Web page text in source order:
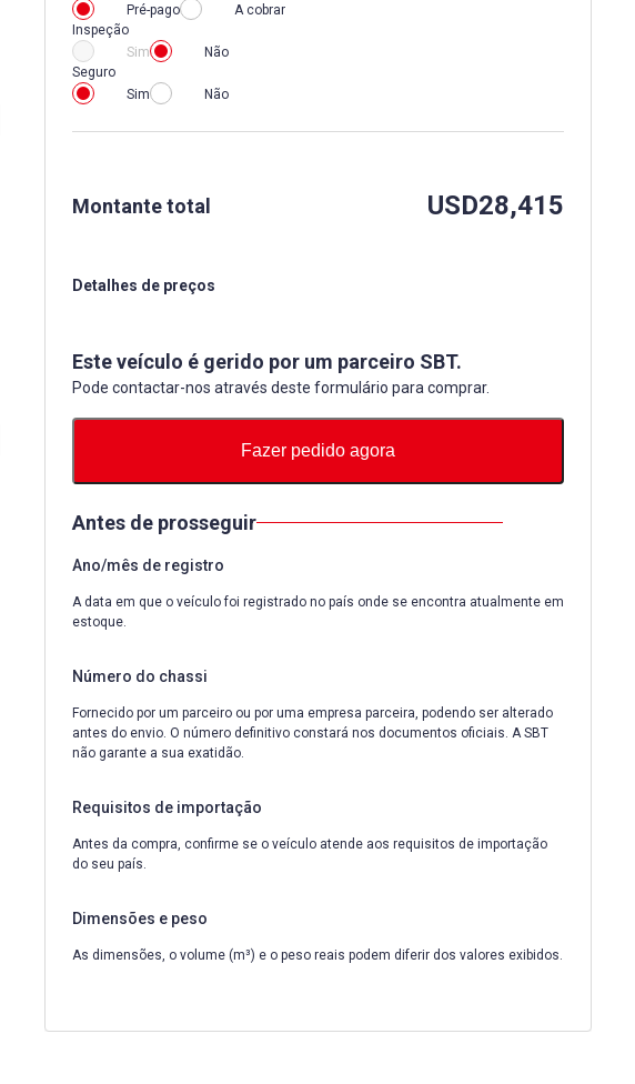
Pré-pago
A cobrar
Inspeção
Sim
Não
Seguro
Sim
Não
Montante total USD28,415
Detalhes de preços
Este veículo é gerido por um parceiro SBT.
Pode contactar-nos através deste formulário para comprar.
Fazer pedido agora
Antes de prosseguir
Ano/mês de registro
A data em que o veículo foi registrado no país onde se encontra atualmente em
estoque.
Número do chassi
Fornecido por um parceiro ou por uma empresa parceira, podendo ser alterado
antes do envio. O número definitivo constará nos documentos oficiais. A SBT
não garante a sua exatidão.
Requisitos de importação
Antes da compra, confirme se o veículo atende aos requisitos de importação
do seu país.
Dimensões e peso
As dimensões, o volume (m³) e o peso reais podem diferir dos valores exibidos.